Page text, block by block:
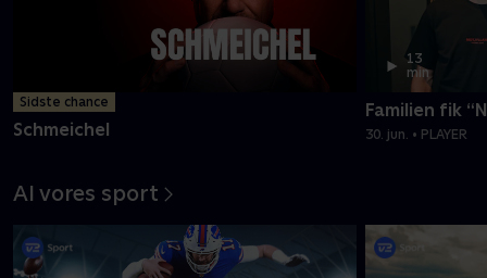
Sidste chance
Schmeichel
13
min
Familien fik
30. jun. • PLAYER
Al vores sport